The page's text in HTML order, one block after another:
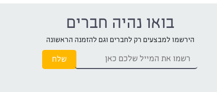
בואו נהיה חברים
הירשמו למבצעים רק לחברים וגם להזמנה הראשונה